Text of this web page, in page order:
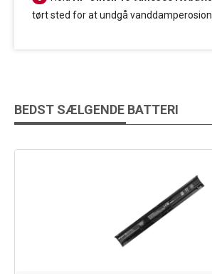
tørt sted for at undgå vanddamperosion.
BEDST SÆLGENDE BATTERI